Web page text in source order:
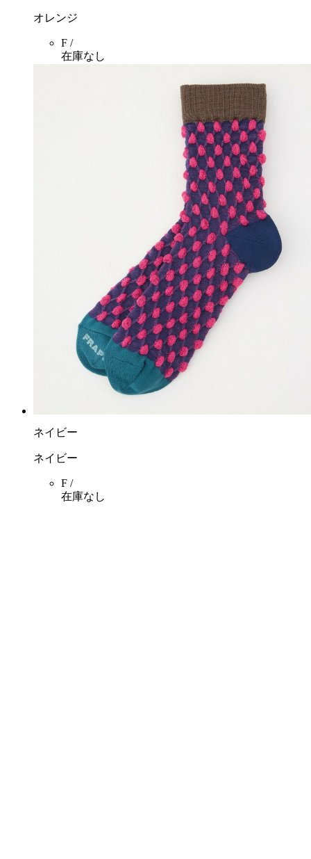
オレンジ
F /
在庫なし
ネイビー
ネイビー
F /
在庫なし